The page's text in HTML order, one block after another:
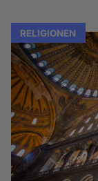
RELIGIONEN